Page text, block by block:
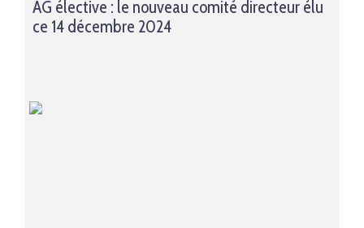
AG élective : le nouveau comité directeur élu
ce 14 décembre 2024